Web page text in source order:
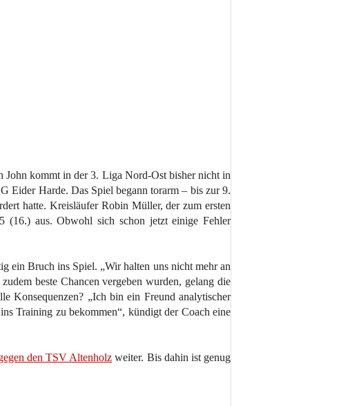
kommt in der 3. Liga Nord-Ost bisher nicht in
Eider Harde. Das Spiel begann torarm – bis zur 9.
hatte. Kreisläufer Robin Müller, der zum ersten
(16.) aus. Obwohl sich schon jetzt einige Fehler
ein Bruch ins Spiel. „Wir halten uns nicht mehr an
beste Chancen vergeben wurden, gelang die
Konsequenzen? „Ich bin ein Freund analytischer
Training zu bekommen“, kündigt der Coach eine
den TSV Altenholz weiter. Bis dahin ist genug